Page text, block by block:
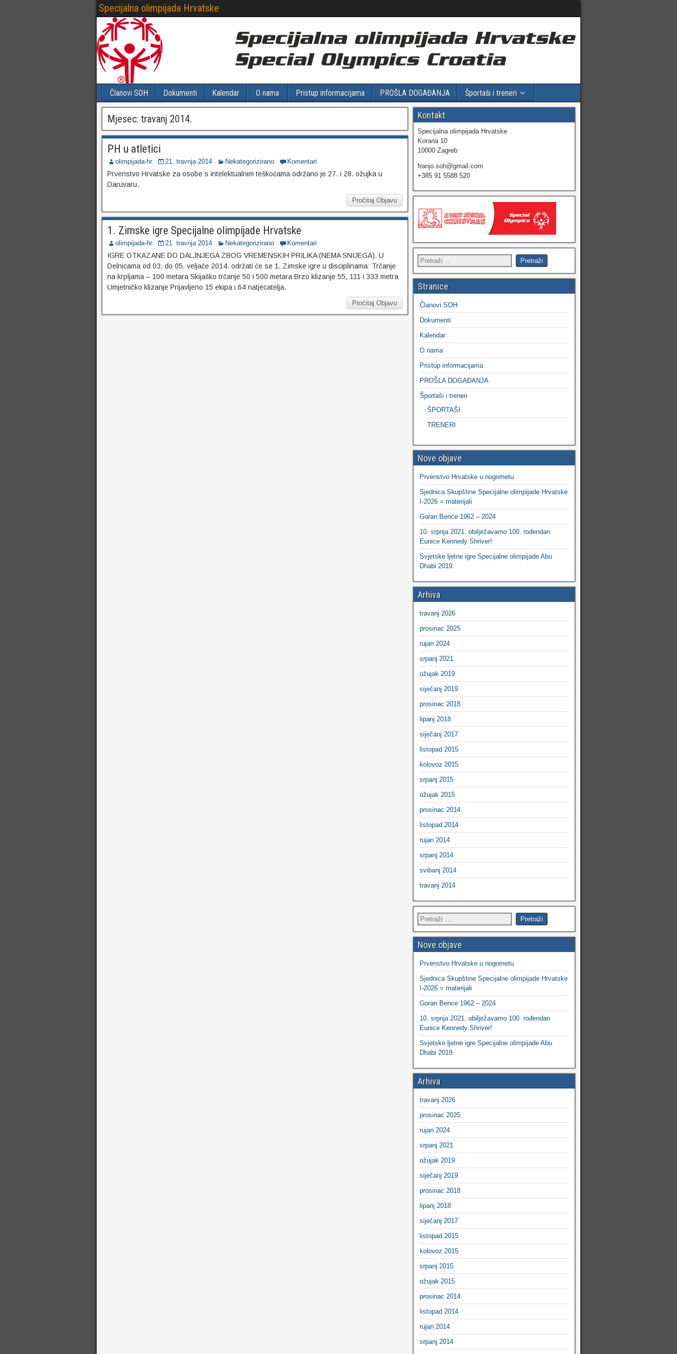
Specijalna olimpijada Hrvatske
Članovi SOH Dokumenti Kalendar O nama Pristup informacijama PROŠLA DOGAĐANJA Športaši i treneri
Mjesec: travanj 2014.
PH u atletici
olimpijada-hr 21. travnja 2014 Nekategorizirano Komentari
Prvenstvo Hrvatske za osobe s intelektualnim teškoćama održano je 27. i 28. ožujka u
Daruvaru.
Pročitaj Objavu
1. Zimske igre Specijalne olimpijade Hrvatske
olimpijada-hr 21. travnja 2014 Nekategorizirano Komentari
IGRE OTKAZANE DO DALJNJEGA ZBOG VREMENSKIH PRILIKA (NEMA SNIJEGA). U
Delnicama od 03. do 05. veljače 2014. održati će se 1. Zimske igre u disciplinama: Trčanje
na krpljama – 100 metara Skijaško trčanje 50 i 500 metara Brzo klizanje 55, 111 i 333 metra
Umjetničko klizanje Prijavljeno 15 ekipa i 64 natjecatelja.
Pročitaj Objavu
Kontakt
Specijalna olimpijada Hrvatske
Korana 10
10000 Zagreb
franjo.soh@gmail.com
+385 91 5588 520
Stranice
Članovi SOH
Dokumenti
Kalendar
O nama
Pristup informacijama
PROŠLA DOGAĐANJA
Športaši i treneri
ŠPORTAŠI
TRENERI
Nove objave
Prvenstvo Hrvatske u nogometu
Sjednica Skupštine Specijalne olimpijade Hrvatske
I-2026 = materijali
Goran Bence 1962 – 2024
10. srpnja 2021. obilježavamo 100. rođendan
Eunice Kennedy Shriver!
Svjetske ljetne igre Specijalne olimpijade Abu
Dhabi 2019.
Arhiva
travanj 2026
prosinac 2025
rujan 2024
srpanj 2021
ožujak 2019
siječanj 2019
prosinac 2018
lipanj 2018
siječanj 2017
listopad 2015
kolovoz 2015
srpanj 2015
ožujak 2015
prosinac 2014
listopad 2014
rujan 2014
srpanj 2014
svibanj 2014
travanj 2014
Nove objave
Prvenstvo Hrvatske u nogometu
Sjednica Skupštine Specijalne olimpijade Hrvatske
I-2026 = materijali
Goran Bence 1962 – 2024
10. srpnja 2021. obilježavamo 100. rođendan
Eunice Kennedy Shriver!
Svjetske ljetne igre Specijalne olimpijade Abu
Dhabi 2019.
Arhiva
travanj 2026
prosinac 2025
rujan 2024
srpanj 2021
ožujak 2019
siječanj 2019
prosinac 2018
lipanj 2018
siječanj 2017
listopad 2015
kolovoz 2015
srpanj 2015
ožujak 2015
prosinac 2014
listopad 2014
rujan 2014
srpanj 2014